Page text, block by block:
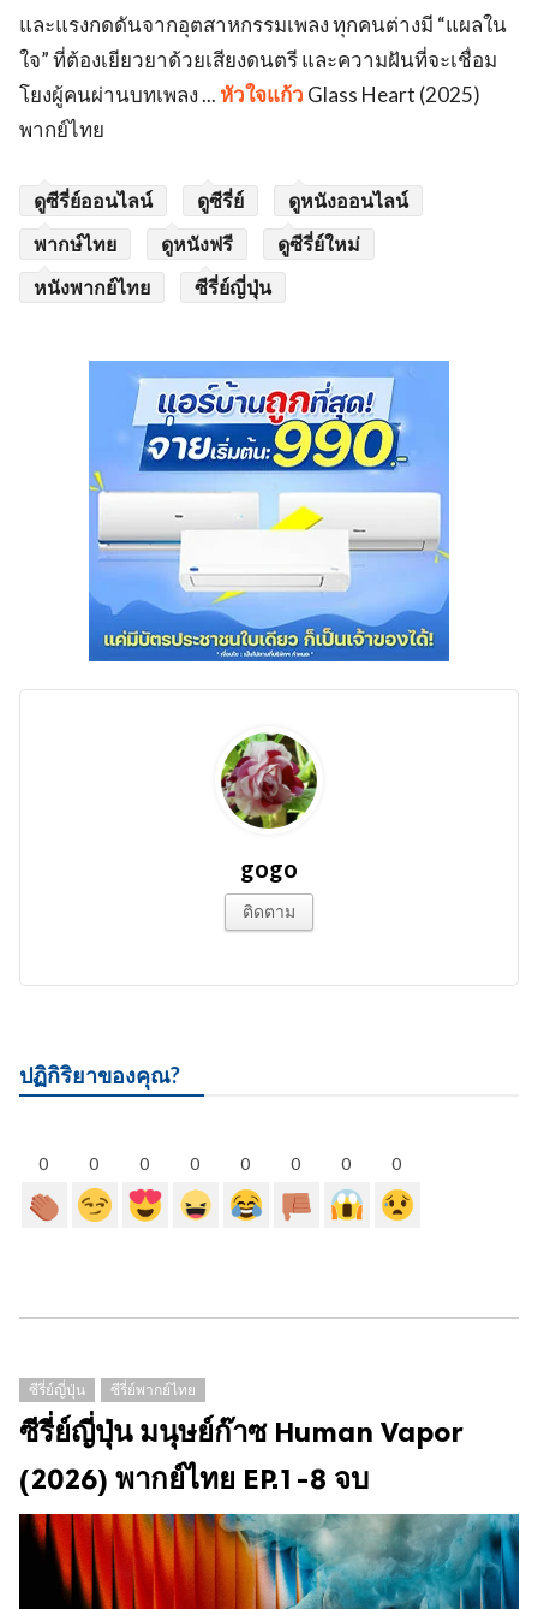
และแรงกดดันจากอุตสาหกรรมเพลง ทุกคนต่างมี “แผลใน
ใจ” ที่ต้องเยียวยาด้วยเสียงดนตรี และความฝันที่จะเชื่อม
โยงผู้คนผ่านบทเพลง ... หัวใจแก้ว Glass Heart (2025)
พากย์ไทย
ดูซีรี่ย์ออนไลน์ ดูซีรี่ย์
ดูหนังออนไลน์
พากษ์ไทย
ดูหนังฟรี
ดูซีรี่ย์ใหม่
หนังพากย์ไทย
ซีรี่ย์ญี่ปุ่น
gogo
ติดตาม
ปฏิกิริยาของคุณ?
0 0 0 0 0 0 0 0
ซีรี่ย์ญี่ปุ่น ซีรี่ย์พากย์ไทย
ซีรี่ย์ญี่ปุ่น มนุษย์ก๊าซ Human Vapor
(2026) พากย์ไทย EP.1-8 จบ